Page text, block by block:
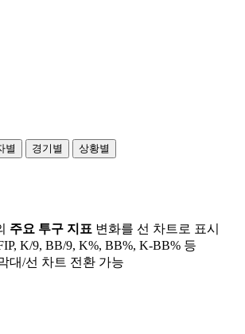
별 경기별 상황별
주요 투구 지표 변화를 선 차트로 표시
K/9, BB/9, K%, BB%, K-BB% 등
대/선 차트 전환 가능